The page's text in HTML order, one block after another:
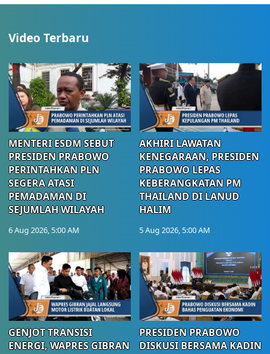
Video Terbaru
MENTERI ESDM SEBUT
PRESIDEN PRABOWO
PERINTAHKAN PLN
SEGERA ATASI
PEMADAMAN DI
SEJUMLAH WILAYAH
6 Aug 2026, 5:00 AM
AKHIRI LAWATAN
KENEGARAAN, PRESIDEN
PRABOWO LEPAS
KEBERANGKATAN PM
THAILAND DI LANUD
HALIM
5 Aug 2026, 5:00 AM
GENJOT TRANSISI
ENERGI, WAPRES GIBRAN
PRESIDEN PRABOWO
DISKUSI BERSAMA KADIN